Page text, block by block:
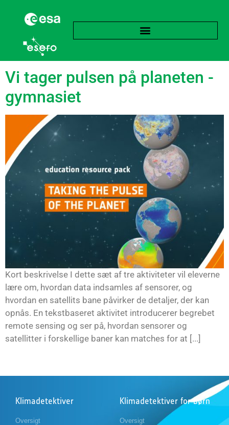
Tag:Tidsmæssig
Vi tager pulsen på planeten -
gymnasiet
Kort beskrivelse I dette sæt af tre aktiviteter vil eleverne
lære om, hvordan data indsamles af sensorer, og
hvordan en satellits bane påvirker de detaljer, der kan
opnås. En tekstbaseret aktivitet introducerer begrebet
remote sensing og ser på, hvordan sensorer og
satellitter i forskellige baner kan matches for at [...]
Klimadetektiver
Oversigt
Klimadetektiver for børn
Oversigt